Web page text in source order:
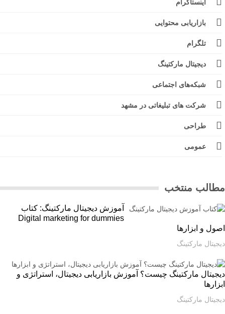
اینستاگرام
بازاریابی محتوایی
تلگرام
دیجیتال مارکتینگ
شبکه‌های اجتماعی
شرکت های تبلیغاتی در مشهد
طراحی
عمومی
منتخب
آموزش دیجیتال مارکتینگ: کتاب
Digital marketing for dummies
و ابزارها
مارکتینگ
مارکتینگ چیست؟ آموزش بازاریابی دیجیتال، استراتژی و
مارکتینگ